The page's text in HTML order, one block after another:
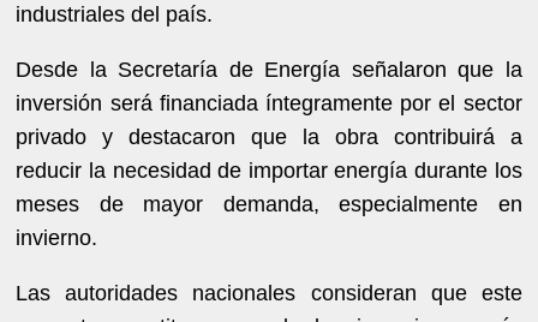
industriales del país.
Desde la Secretaría de Energía señalaron que la
inversión será financiada íntegramente por el sector
privado y destacaron que la obra contribuirá a
reducir la necesidad de importar energía durante los
meses de mayor demanda, especialmente en
invierno.
Las autoridades nacionales consideran que este